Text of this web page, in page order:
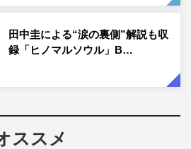
田中圭による“涙の裏側”解説も収
録「ヒノマルソウル」B…
ススメ